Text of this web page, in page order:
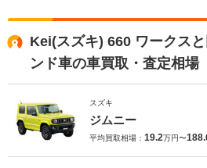
Kei(スズキ) 660 ワークス
ンド車の車買取・査定相場
スズキ
ジムニー
平均買取相場： 19.2万円〜